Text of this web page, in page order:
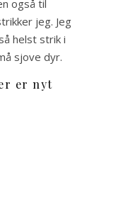
også til
jeg. Jeg
helst strik i
sjove dyr.
er nyt